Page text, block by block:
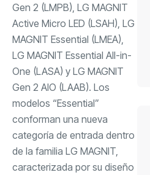
Gen 2 (LMPB), LG MAGNIT
Active Micro LED (LSAH), LG
MAGNIT Essential (LMEA),
LG MAGNIT Essential All-in-
One (LASA) y LG MAGNIT
Gen 2 AIO (LAAB). Los
modelos “Essential”
conforman una nueva
categoría de entrada dentro
de la familia LG MAGNIT,
caracterizada por su diseño